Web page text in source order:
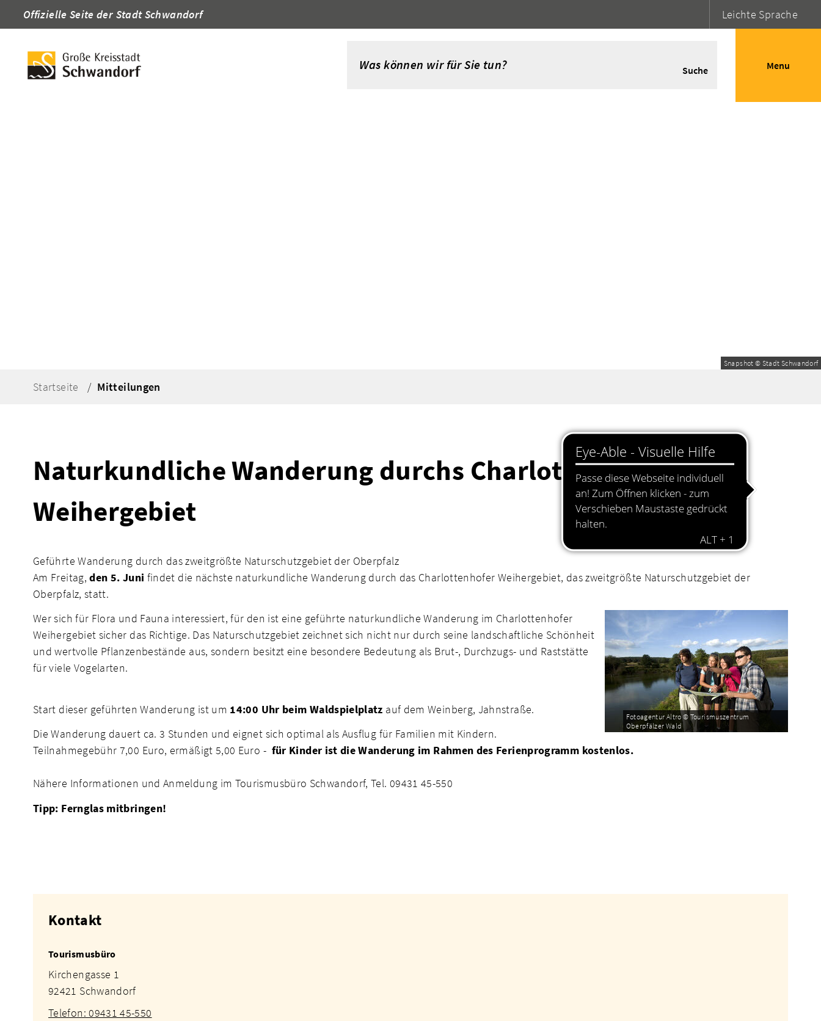
Offizielle Seite der Stadt Schwandorf Leichte Sprache
Suche Menu
Snapshot © Stadt Schwandorf
Startseite Mitteilungen
Naturkundliche Wanderung durchs Charlottenhofer
Weihergebiet
Geführte Wanderung durch das zweitgrößte Naturschutzgebiet der Oberpfalz
Am Freitag,den 5. Juni findet die nächste naturkundliche Wanderung durch das Charlottenhofer Weihergebiet, das zweitgrößte Naturschutzgebiet der
Oberpfalz, statt.
Fotoagentur Altro © Tourismuszentrum
Oberpfälzer Wald
Wer sich für Flora und Fauna interessiert, für den ist eine geführte naturkundliche Wanderung im Charlottenhofer
Weihergebiet sicher das Richtige. Das Naturschutzgebiet zeichnet sich nicht nur durch seine landschaftliche Schönheit
und wertvolle Pflanzenbestände aus, sondern besitzt eine besondere Bedeutung als Brut-, Durchzugs- und Raststätte
für viele Vogelarten.
Start dieser geführten Wanderung ist um 14:00 Uhr beim Waldspielplatz auf dem Weinberg, Jahnstraße.
Die Wanderung dauert ca. 3 Stunden und eignet sich optimal als Ausflug für Familien mit Kindern.
Teilnahmegebühr 7,00 Euro, ermäßigt 5,00 Euro - für Kinder ist die Wanderung im Rahmen des Ferienprogramm kostenlos.
Nähere Informationen und Anmeldung im Tourismusbüro Schwandorf, Tel. 09431 45-550
Tipp: Fernglas mitbringen!
Kontakt
Tourismusbüro
Kirchengasse 1
92421 Schwandorf
Telefon: 09431 45-550